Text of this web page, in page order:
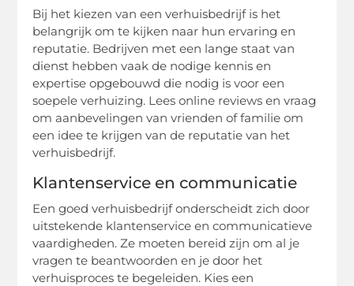
Bij het kiezen van een verhuisbedrijf is het
belangrijk om te kijken naar hun ervaring en
reputatie. Bedrijven met een lange staat van
dienst hebben vaak de nodige kennis en
expertise opgebouwd die nodig is voor een
soepele verhuizing. Lees online reviews en vraag
om aanbevelingen van vrienden of familie om
een idee te krijgen van de reputatie van het
verhuisbedrijf.
Klantenservice en communicatie
Een goed verhuisbedrijf onderscheidt zich door
uitstekende klantenservice en communicatieve
vaardigheden. Ze moeten bereid zijn om al je
vragen te beantwoorden en je door het
verhuisproces te begeleiden. Kies een